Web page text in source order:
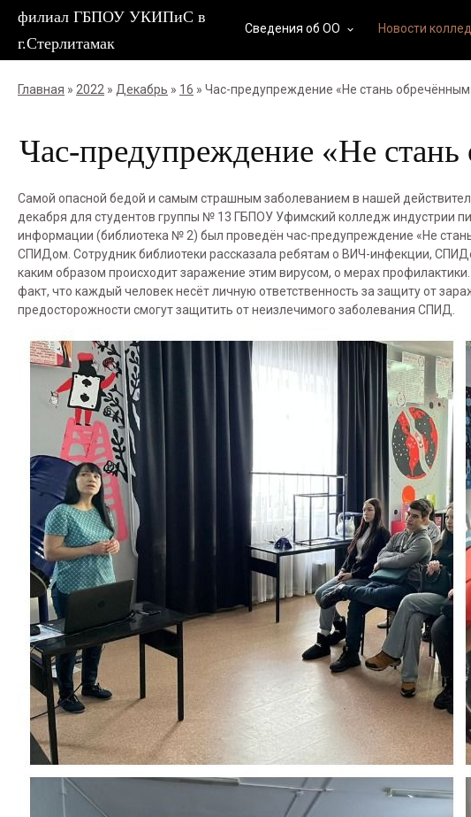
филиал ГБПОУ УКИПиС в
г.Стерлитамак
Сведения об ОО keyboard_arrow_down Новости
Главная » 2022 » Декабрь » 16 » Час-предупреждение «Не стань
Час-предупреждение «Не
Самой опасной бедой и самым страшным заболеванием в нашей
декабря для студентов группы № 13 ГБПОУ Уфимский колледж индустрии
информации (библиотека № 2) был проведён час-предупреждение «Не
СПИДом. Сотрудник библиотеки рассказала ребятам о ВИЧ-инфекции,
каким образом происходит заражение этим вирусом, о мерах
факт, что каждый человек несёт личную ответственность за защиту от
предосторожности смогут защитить от неизлечимого заболевания СПИД.